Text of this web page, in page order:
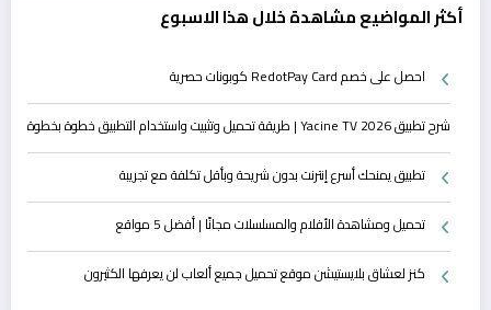
أكثر المواضيع مشاهدة خلال هذا الاسبوع
احصل على خصم RedotPay Card كوبونات حصرية
شرح تطبيق Yacine TV 2026 | طريقة تحميل وتثبيت واستخدام التطبيق خطوة بخطوة
تطبيق يمنحك أسرع إنترنت بدون شريحة وبأقل تكلفة مع تجريبة
تحميل ومشاهدة الأفلام والمسلسلات مجانًا | أفضل 5 مواقع
كنز لعشاق بلايستيشن موقع تحميل جميع ألعاب لن يعرفها الكثيرون